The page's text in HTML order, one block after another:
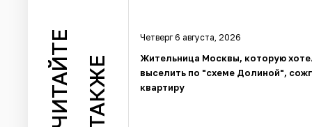
ЧИТАЙТЕ ТАКЖЕ
Четверг 6 августа, 2026
Жительница Москвы, которую
выселить по "схеме Долиной",
квартиру